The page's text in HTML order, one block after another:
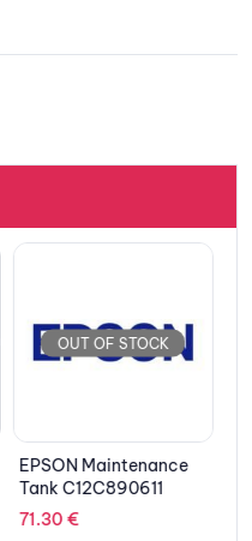
OUT OF STOCK
Maintenance
C12C890611
€
723.17